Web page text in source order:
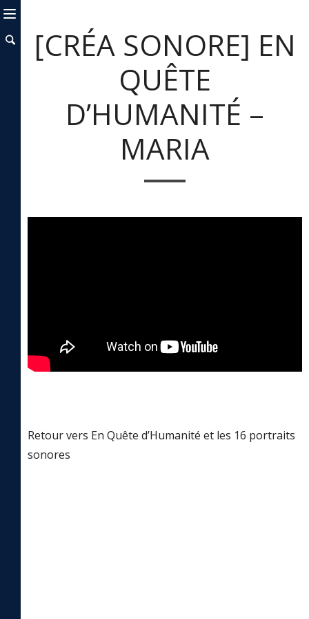
[CRÉA SONORE] EN
QUÊTE
D’HUMANITÉ –
MARIA
Retour vers En Quête d’Humanité et les 16 portraits
sonores